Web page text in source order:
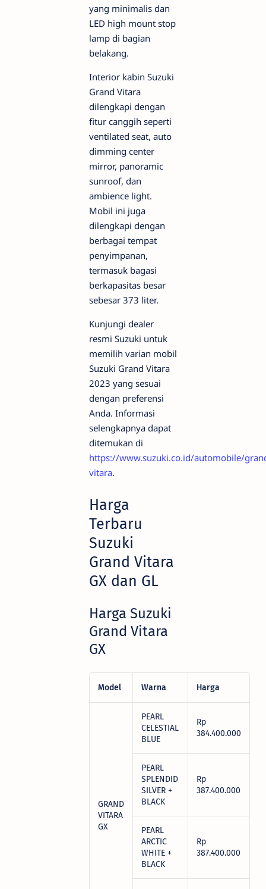
yang minimalis dan
LED high mount stop
lamp di bagian
belakang.
Interior kabin Suzuki
Grand Vitara
dilengkapi dengan
fitur canggih seperti
ventilated seat, auto
dimming center
mirror, panoramic
sunroof, dan
ambience light.
Mobil ini juga
dilengkapi dengan
berbagai tempat
penyimpanan,
termasuk bagasi
berkapasitas besar
sebesar 373 liter.
Kunjungi dealer
resmi Suzuki untuk
memilih varian mobil
Suzuki Grand Vitara
2023 yang sesuai
dengan preferensi
Anda. Informasi
selengkapnya dapat
ditemukan di
https://www.suzuki.co.id/automobile/
vitara.
Harga
Terbaru
Suzuki
Grand Vitara
GX dan GL
Harga Suzuki
Grand Vitara
GX
Model Warna Harga
GRAND
VITARA
GX
PEARL
CELESTIAL
BLUE
Rp
384.400.000
PEARL
SPLENDID
SILVER +
BLACK
Rp
387.400.000
PEARL
ARCTIC
WHITE +
BLACK
Rp
387.400.000